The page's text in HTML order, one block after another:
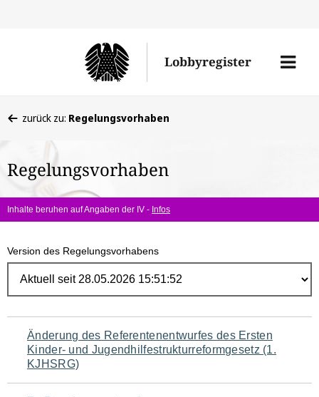
Lobbyregister
Menü
befinden
hier:
zurück zu: Regelungsvorhaben
Regelungsvorhaben
Inhalte beruhen auf Angaben der IV - Infos
Version des Regelungsvorhabens
Navigation
für
den
Änderung des Referentenentwurfes des Ersten
Kinder- und Jugendhilfestrukturreformgesetz (1.
KJHSRG)